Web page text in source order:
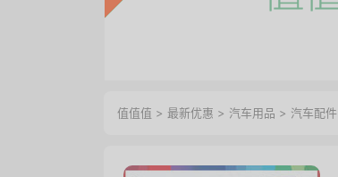
值值值 > 最新优惠 > 汽车用品 > 汽车配件